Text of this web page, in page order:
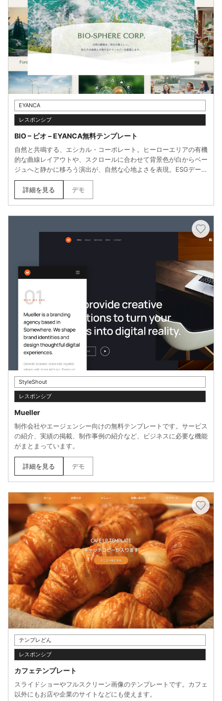
EYANCA
レスポンシブ
BIO – ビオ – EYANCA無料テンプレート
自然と共鳴する、エシカル・コーポレート。ヒーローエリアの有機
的な曲線レイアウトや、スクロールに合わせて背景色が白からベー
ジュへと静かに移ろう演出が、自然な心地よさを表現。ESGデータ
やSDGsの取り組みを数値で可視化する専用セクションを備え、理
念（ミッション）を大切にする組織のストーリーテリングを支えま
す。
詳細を見る デモ
StyleShout
レスポンシブ
Mueller
制作会社やエージェンシー向けの無料テンプレートです。サービス
の紹介、実績の掲載、制作事例の紹介など、ビジネスに必要な機能
がまとまっています。
詳細を見る デモ
テンプレどん
レスポンシブ
カフェテンプレート
スライドショーやフルスクリーン画像のテンプレートです。カフェ
以外にもお店や企業のサイトなどにも使えます。